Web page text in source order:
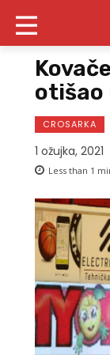
otišao
CROSARKA
1 ožujka, 2021
Less than 1